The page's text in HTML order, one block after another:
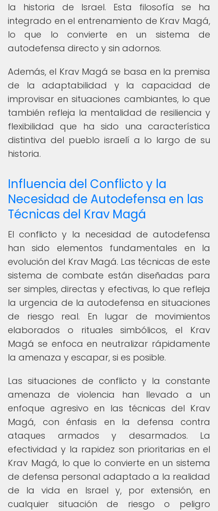
la historia de Israel. Esta filosofía se ha
integrado en el entrenamiento de Krav Magá,
lo que lo convierte en un sistema de
autodefensa directo y sin adornos.
Además, el Krav Magá se basa en la premisa
de la adaptabilidad y la capacidad de
improvisar en situaciones cambiantes, lo que
también refleja la mentalidad de resiliencia y
flexibilidad que ha sido una característica
distintiva del pueblo israelí a lo largo de su
historia.
Influencia del Conflicto y la
Necesidad de Autodefensa en las
Técnicas del Krav Magá
El conflicto y la necesidad de autodefensa
han sido elementos fundamentales en la
evolución del Krav Magá. Las técnicas de este
sistema de combate están diseñadas para
ser simples, directas y efectivas, lo que refleja
la urgencia de la autodefensa en situaciones
de riesgo real. En lugar de movimientos
elaborados o rituales simbólicos, el Krav
Magá se enfoca en neutralizar rápidamente
la amenaza y escapar, si es posible.
Las situaciones de conflicto y la constante
amenaza de violencia han llevado a un
enfoque agresivo en las técnicas del Krav
Magá, con énfasis en la defensa contra
ataques armados y desarmados. La
efectividad y la rapidez son prioritarias en el
Krav Magá, lo que lo convierte en un sistema
de defensa personal adaptado a la realidad
de la vida en Israel y, por extensión, en
cualquier situación de riesgo o peligro